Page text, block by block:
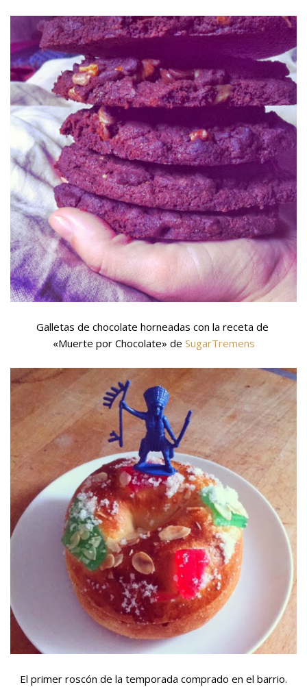
Galletas de chocolate horneadas con la receta de
«Muerte por Chocolate» de SugarTremens
El primer roscón de la temporada comprado en el barrio.